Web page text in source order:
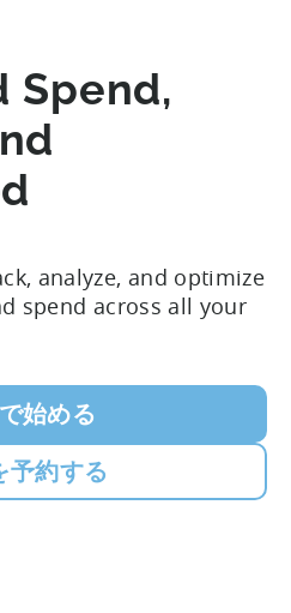
Spend,
analyze, and optimize
spend across all your
始める
予約する